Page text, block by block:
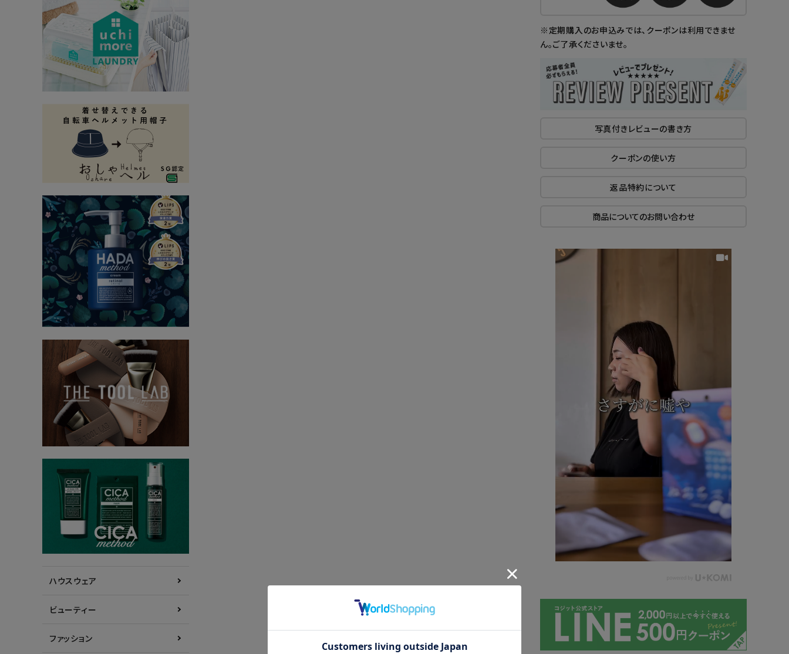
ご利用ガイド
プライバシーポリシー
特定商取引法について
会社概要
お問い合わせ
ハウスウェア
ビューティー
ファッション
※定期購入のお申込みでは、クーポンは利用できませ
ん。ご了承くださいませ。
写真付きレビューの書き方
クーポンの使い方
返品特約について
商品についてのお問い合わせ